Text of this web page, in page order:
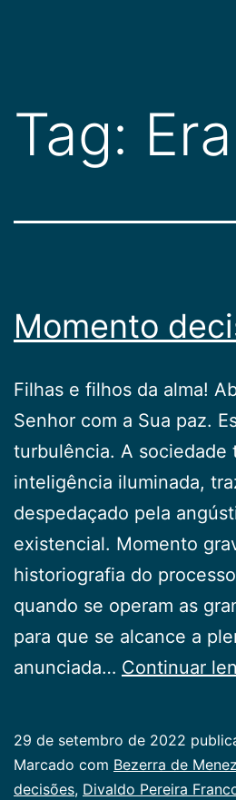
conteúdo
Tag:
Momento
Filhas e filhos da alma!
Senhor com a Sua paz.
turbulência. A sociedade
inteligência iluminada,
despedaçado pela
existencial. Momento
historiografia do
quando se operam as
para que se alcance a
anunciada… Continuar
29 de setembro de 2022
Categorizado
como
Marcado com Bezerra de
decisões, Divaldo Pereira